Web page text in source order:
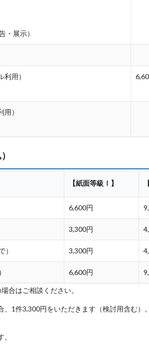
・展示）
用）
）
【紙面等級Ⅰ】
6,600円
3,300円
） 3,300円
6,600円
合はご相談ください。
1件3,300円をいただきます（検討用含む